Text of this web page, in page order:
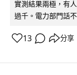
實測結果兩極，有
過千。電力部門話
13 分享